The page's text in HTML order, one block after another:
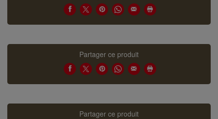
Partager ce produit
Partager ce produit